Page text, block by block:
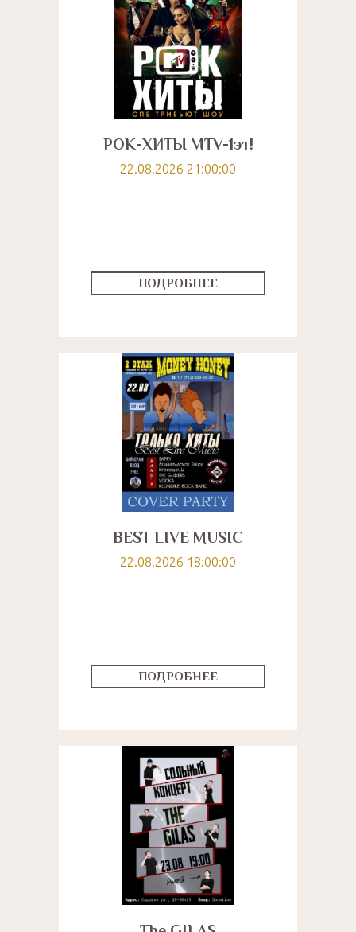
РОК-ХИТЫ MTV-1эт!
22.08.2026 21:00:00
ПОДРОБНЕЕ
BEST LIVE MUSIC
22.08.2026 18:00:00
ПОДРОБНЕЕ